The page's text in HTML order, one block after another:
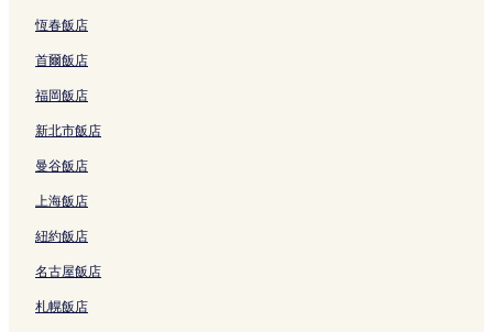
水明漾的奢華飯店
水明漾的設有停車場的飯店
雷吉安的奢華飯店
雷吉安的提供免費早餐的飯店
圖班的Spa 飯店
恆春飯店
首爾飯店
福岡飯店
新北市飯店
曼谷飯店
上海飯店
紐約飯店
名古屋飯店
札幌飯店